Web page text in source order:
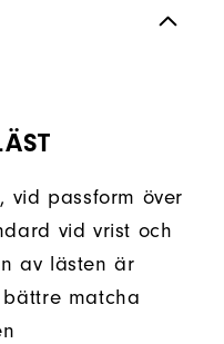
vid passform över
vid vrist och
av lästen är
matcha